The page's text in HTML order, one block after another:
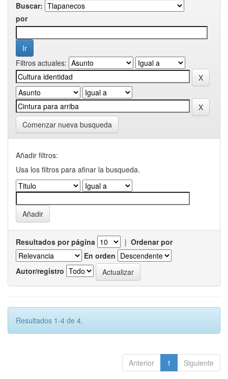
Buscar:
por
Filtros actuales:
Comenzar nueva busqueda
Añadir filtros:
Usa los filtros para afinar la busqueda.
Resultados por página | Ordenar por
En orden
Autor/registro
Resultados 1-4 de 4.
Anterior 1 Siguiente